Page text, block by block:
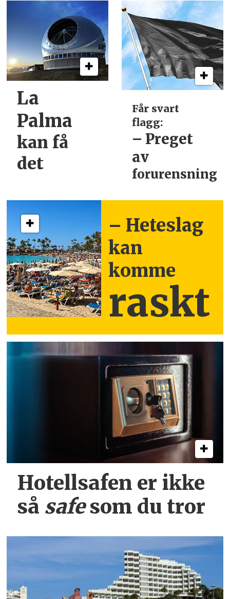
La
Palma
kan få
det
Får svart
flagg:
– Preget
av
forurensning
– Heteslag
kan
komme
raskt
Hotellsafen er ikke
så safesom du tror